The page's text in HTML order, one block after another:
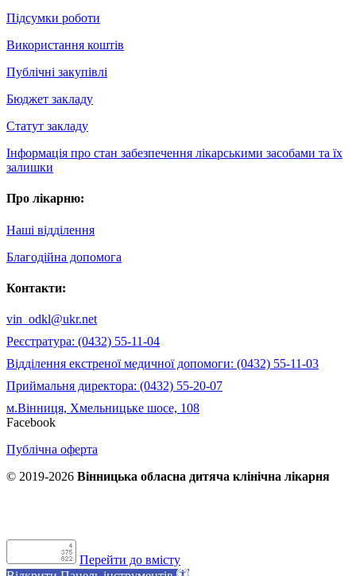
Підсумки роботи
Використання коштів
Публічні закупівлі
Бюджет закладу
Статут закладу
Інформація про стан забезпечення лікарськими засобами та їх
залишки
Про лікарню:
Наші відділення
Благодійна допомога
Контакти:
vin_odkl@ukr.net
Реєстратура: (0432) 55-11-04
Відділення екстреної медичної допомоги: (0432) 55-11-03
Приймальня директора: (0432) 55-20-07
м.Вінниця, Хмельницьке шосе, 108
Facebook
Публічна оферта
© 2019-2026 Вінницька обласна дитяча клінічна лікарня
Перейти до вмісту